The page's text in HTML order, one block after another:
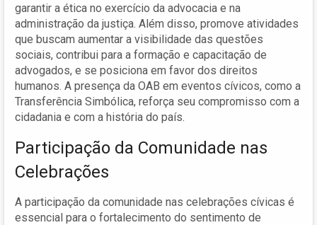
garantir a ética no exercício da advocacia e na
administração da justiça. Além disso, promove atividades
que buscam aumentar a visibilidade das questões
sociais, contribui para a formação e capacitação de
advogados, e se posiciona em favor dos direitos
humanos. A presença da OAB em eventos cívicos, como a
Transferência Simbólica, reforça seu compromisso com a
cidadania e com a história do país.
Participação da Comunidade nas
Celebrações
A participação da comunidade nas celebrações cívicas é
essencial para o fortalecimento do sentimento de